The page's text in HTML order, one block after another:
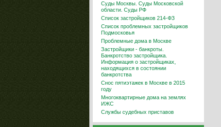
Суды Москвы. Суды Московской
области. Суды РФ
Список застройщиков 214-ФЗ
Список проблемных застройщиков
Подмосковья
Проблемные дома в Москве
Застройщики - банкроты.
Банкротство застройщика.
Информация о застройщиках,
находящихся в состоянии
банкротства
Снос пятиэтажек в Москве в 2015
году
Многоквартирные дома на землях
ИЖС
Службы судебных приставов